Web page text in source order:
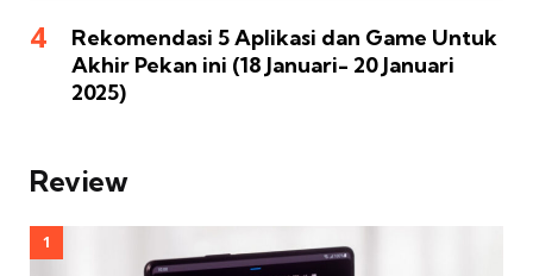
Rekomendasi 5 Aplikasi dan Game Untuk
Akhir Pekan ini (18 Januari- 20 Januari
2025)
Review